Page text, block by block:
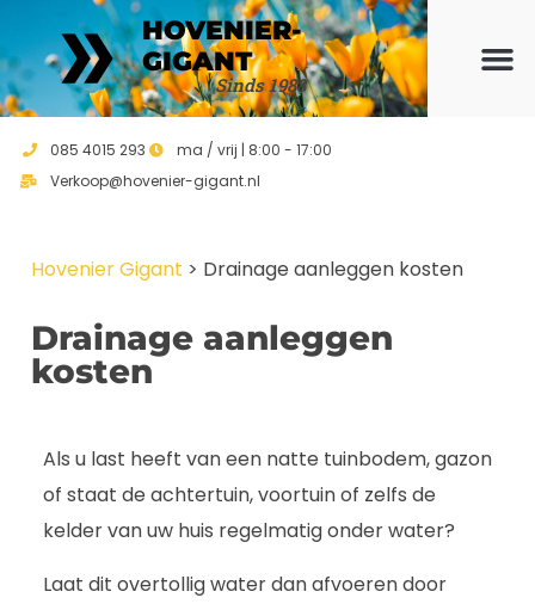
HOVENIER-
GIGANT
Sinds 1988
085 4015 293
ma / vrij | 8:00 - 17:00
Verkoop@hovenier-gigant.nl
Hovenier Gigant > Drainage aanleggen kosten
Drainage aanleggen
kosten
Als u last heeft van een natte tuinbodem, gazon
of staat de achtertuin, voortuin of zelfs de
kelder van uw huis regelmatig onder water?
Laat dit overtollig water dan afvoeren door